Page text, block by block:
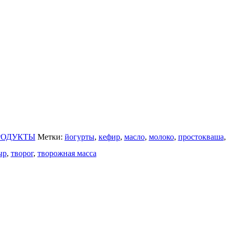
Метки: йогурты, кефир, масло, молоко, простокваша,
, творог, творожная масса